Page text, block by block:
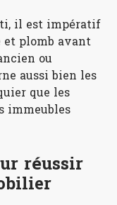
il est impératif
et plomb avant
ou
aussi bien les
que les
immeubles
réussir